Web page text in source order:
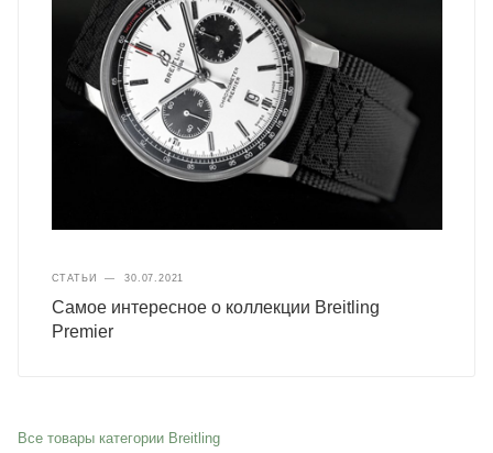
СТАТЬИ — 30.07.2021
Самое интересное о коллекции Breitling
Premier
Все товары категории Breitling